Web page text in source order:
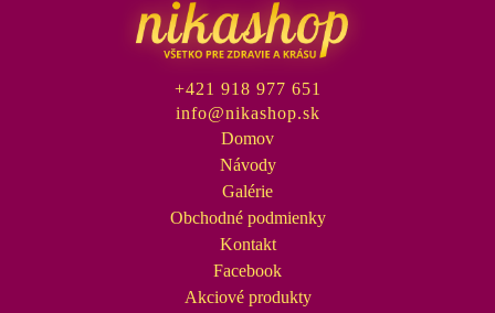
3D karusel mier
+421 918 977 651
info@nikashop.sk
Domov
Návody
Galérie
Obchodné podmienky
Kontakt
Facebook
Akciové produkty